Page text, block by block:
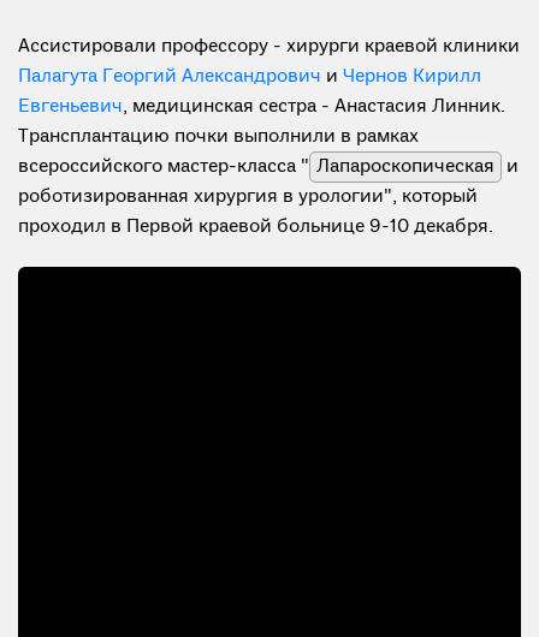
Ассистировали профессору - хирурги краевой клиники
Палагута Георгий Александрович и Чернов Кирилл
Евгеньевич, медицинская сестра - Анастасия Линник.
Трансплантацию почки выполнили в рамках
всероссийского мастер-класса " Лапароскопическая и
роботизированная хирургия в урологии", который
проходил в Первой краевой больнице 9-10 декабря.